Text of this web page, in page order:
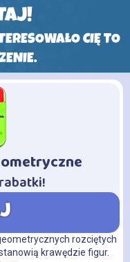
CIĘ TO
rozciętych
krawędzie figur.